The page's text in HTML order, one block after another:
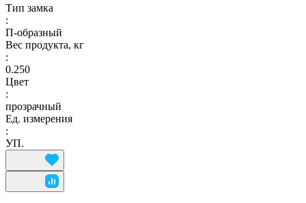
Тип замка
:
П-образный
Вес продукта, кг
:
0.250
Цвет
:
прозрачный
Ед. измерения
:
УП.